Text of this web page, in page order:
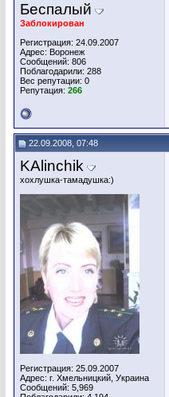
Беспалый
Заблокирован
Регистрация: 24.09.2007
Адрес: Воронеж
Сообщений: 806
Поблагодарили: 288
Вес репутации: 0
Репутация: 266
22.09.2008, 07:48
KAlinchik
хохлушка-тамадушка:)
Регистрация: 25.09.2007
Адрес: г. Хмельницкий, Украина
Сообщений: 5,969